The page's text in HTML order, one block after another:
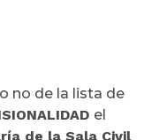
no de la lista de
el
de la Sala Civil